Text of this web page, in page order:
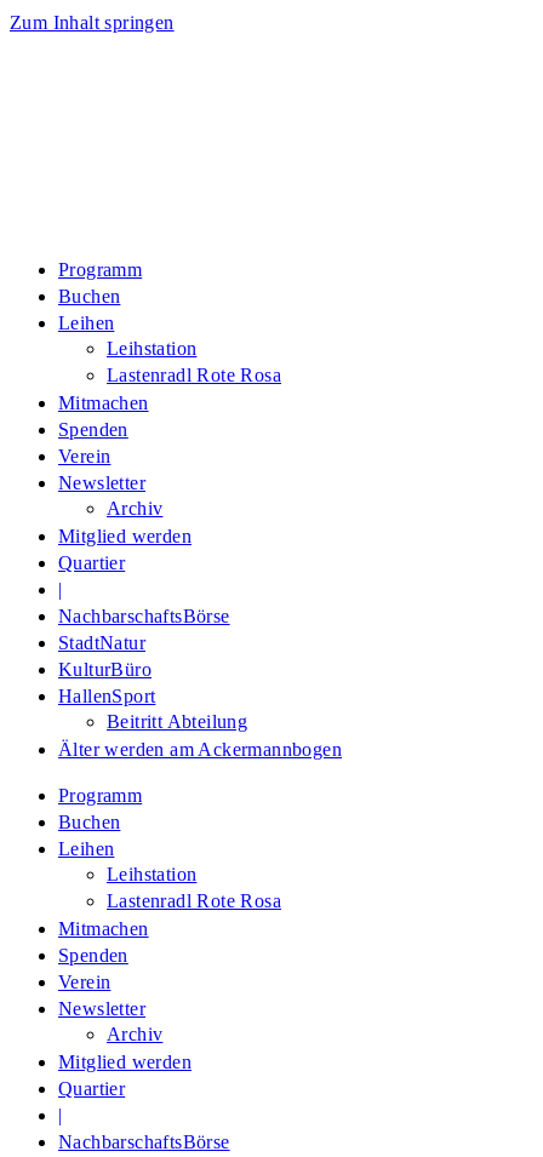
Zum Inhalt springen
Programm
Buchen
Leihen
Leihstation
Lastenradl Rote Rosa
Mitmachen
Spenden
Verein
Newsletter
Archiv
Mitglied werden
Quartier
|
NachbarschaftsBörse
StadtNatur
KulturBüro
HallenSport
Beitritt Abteilung
Älter werden am Ackermannbogen
Programm
Buchen
Leihen
Leihstation
Lastenradl Rote Rosa
Mitmachen
Spenden
Verein
Newsletter
Archiv
Mitglied werden
Quartier
|
NachbarschaftsBörse